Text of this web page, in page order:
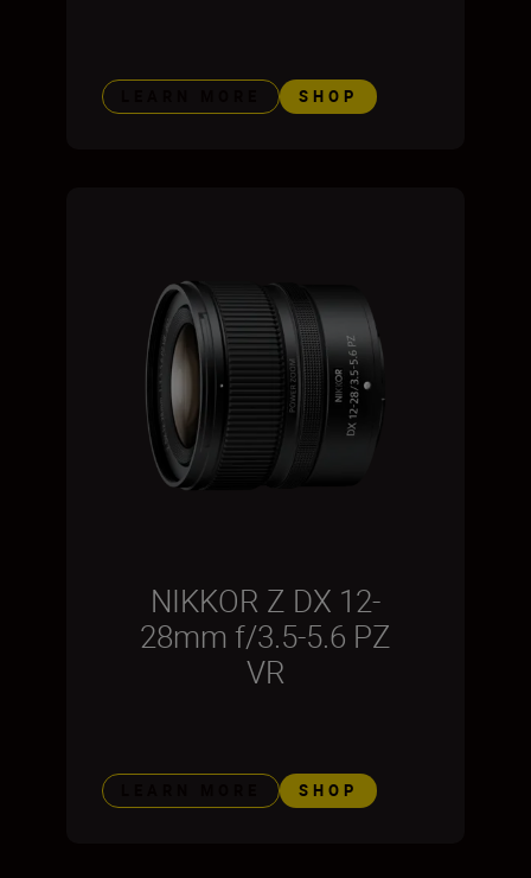
SHOP
NIKKOR Z DX 12-
28mm f/3.5-5.6 PZ
VR
SHOP